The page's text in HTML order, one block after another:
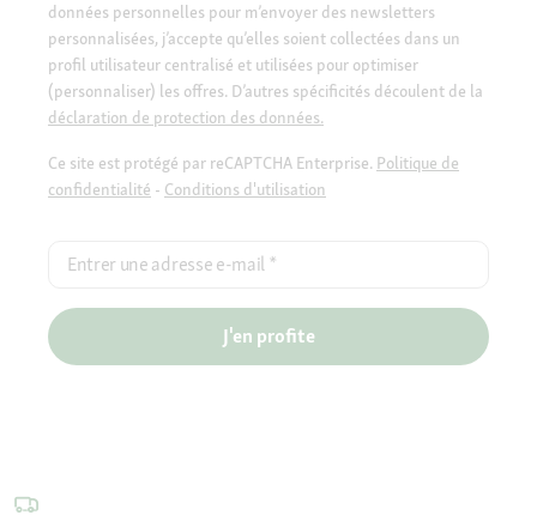
données personnelles pour m’envoyer des newsletters
personnalisées, j’accepte qu’elles soient collectées dans un
profil utilisateur centralisé et utilisées pour optimiser
(personnaliser) les offres. D’autres spécificités découlent de la
déclaration de protection des données.
Ce site est protégé par reCAPTCHA Enterprise. Politique de
confidentialité - Conditions d'utilisation
Entrer une adresse e-mail *
J'en profite